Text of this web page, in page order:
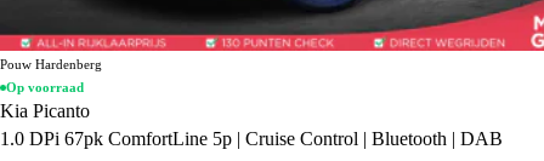
Pouw Hardenberg
Op voorraad
Kia Picanto
1.0 DPi 67pk ComfortLine 5p | Cruise Control | Bluetooth | DAB